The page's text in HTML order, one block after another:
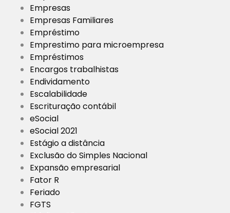
Empresas
Empresas Familiares
Empréstimo
Emprestimo para microempresa
Empréstimos
Encargos trabalhistas
Endividamento
Escalabilidade
Escrituração contábil
eSocial
eSocial 2021
Estágio a distância
Exclusão do Simples Nacional
Expansão empresarial
Fator R
Feriado
FGTS